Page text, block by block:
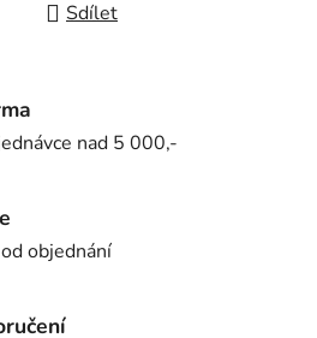
Sdílet
nad 5 000,-
objednání